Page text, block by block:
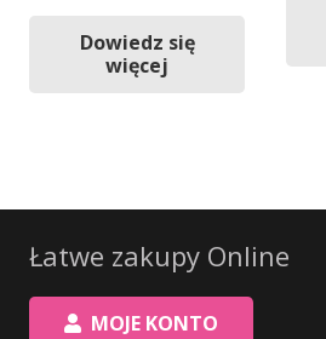
Dowiedz się
więcej
Łatwe zakupy Online
MOJE KONTO